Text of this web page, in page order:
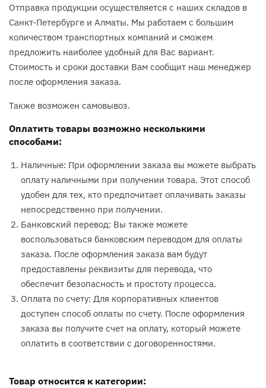
Отправка продукции осуществляется с наших складов в
Санкт-Петербурге и Алматы. Мы работаем с большим
количеством транспортных компаний и сможем
предложить наиболее удобный для Вас вариант.
Стоимость и сроки доставки Вам сообщит наш менеджер
после оформления заказа.
Также возможен самовывоз.
Оплатить товары возможно несколькими
способами:
Наличные: При оформлении заказа вы можете выбрать
оплату наличными при получении товара. Этот способ
удобен для тех, кто предпочитает оплачивать заказы
непосредственно при получении.
Банковский перевод: Вы также можете
воспользоваться банковским переводом для оплаты
заказа. После оформления заказа вам будут
предоставлены реквизиты для перевода, что
обеспечит безопасность и простоту процесса.
Оплата по счету: Для корпоративных клиентов
доступен способ оплаты по счету. После оформления
заказа вы получите счет на оплату, который можете
оплатить в соответствии с договоренностями.
Товар относится к категории: